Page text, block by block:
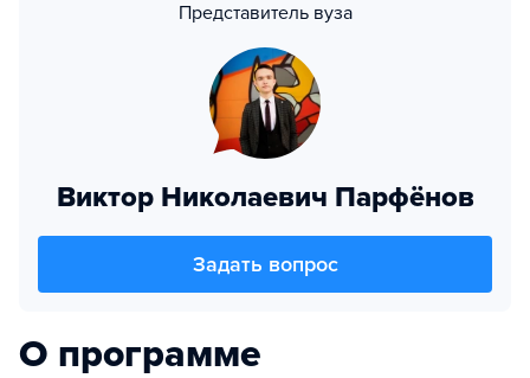
Представитель вуза
Виктор Николаевич Парфёнов
Задать вопрос
О программе